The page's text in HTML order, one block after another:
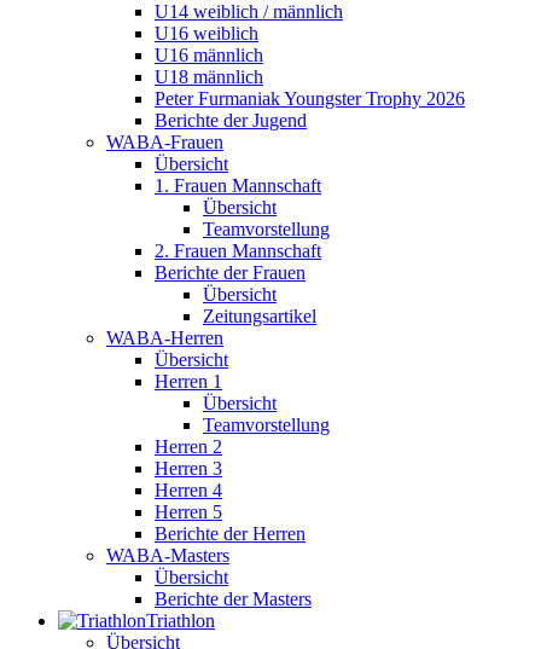
U14 weiblich / männlich
U16 weiblich
U16 männlich
U18 männlich
Peter Furmaniak Youngster Trophy 2026
Berichte der Jugend
WABA-Frauen
Übersicht
1. Frauen Mannschaft
Übersicht
Teamvorstellung
2. Frauen Mannschaft
Berichte der Frauen
Übersicht
Zeitungsartikel
WABA-Herren
Übersicht
Herren 1
Übersicht
Teamvorstellung
Herren 2
Herren 3
Herren 4
Herren 5
Berichte der Herren
WABA-Masters
Übersicht
Berichte der Masters
Triathlon
Übersicht